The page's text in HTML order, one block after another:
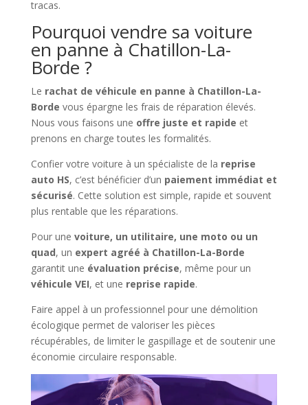
tracas.
Pourquoi vendre sa voiture
en panne à Chatillon-La-
Borde ?
Le rachat de véhicule en panne à Chatillon-La-
Borde vous épargne les frais de réparation élevés.
Nous vous faisons une offre juste et rapide et
prenons en charge toutes les formalités.
Confier votre voiture à un spécialiste de la reprise
auto HS, c’est bénéficier d’un paiement immédiat et
sécurisé. Cette solution est simple, rapide et souvent
plus rentable que les réparations.
Pour une voiture, un utilitaire, une moto ou un
quad, un expert agréé à Chatillon-La-Borde
garantit une évaluation précise, même pour un
véhicule VEI, et une reprise rapide.
Faire appel à un professionnel pour une démolition
écologique permet de valoriser les pièces
récupérables, de limiter le gaspillage et de soutenir une
économie circulaire responsable.